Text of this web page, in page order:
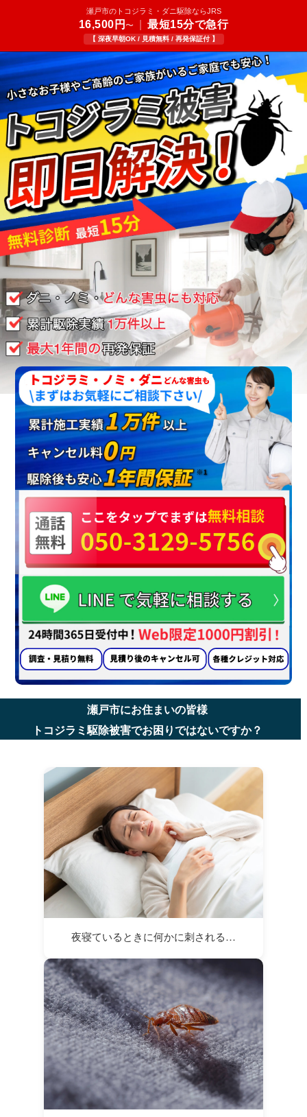
瀬戸市のトコジラミ・ダニ駆除ならJRS
16,500円〜 最短15分で急行
【 深夜早朝OK / 見積無料 / 再発保証付 】
瀬戸市にお住まいの皆様
トコジラミ駆除被害でお困りではないですか？
夜寝ているときに何かに刺される…